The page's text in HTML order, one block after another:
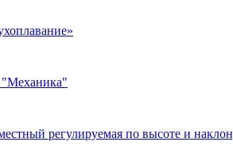
"Механика"
регулируемая по высоте и